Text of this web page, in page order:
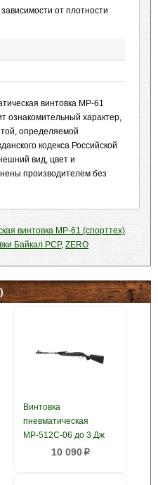
от плотности
винтовка МР-61
ознакомительный характер,
определяемой
кодекса Российской
вид, цвет и
производителем без
винтовка МР-61 (спорттех)
Байкал PCP, ZERO
Винтовка
пневматическая
МР-512С-06 до 3 Дж
10 090p